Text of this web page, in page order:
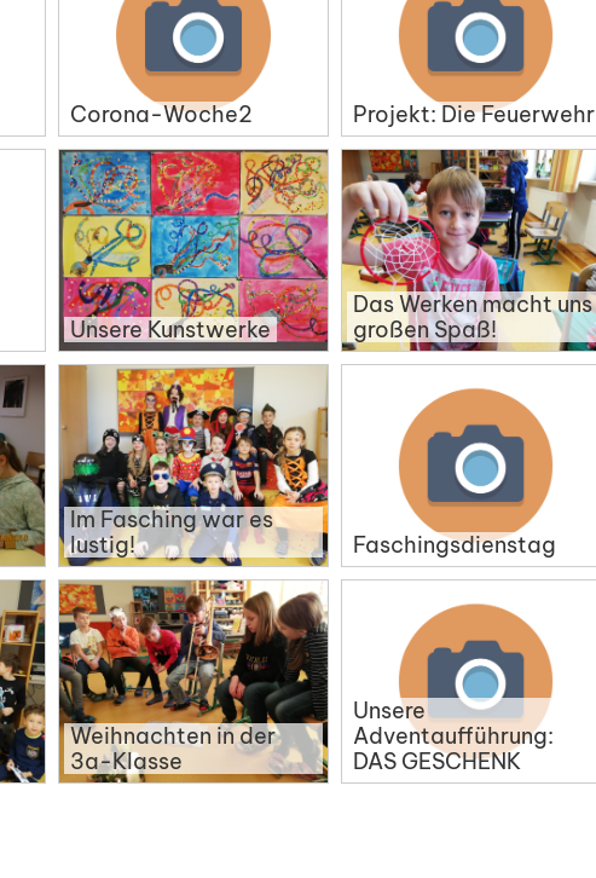
Corona-Woche2 Projekt: Die Feuerwehr
Unsere Kunstwerke
Das Werken macht uns
großen Spaß!
Im Fasching war es
lustig!
Faschingsdienstag
Weihnachten in der
3a-Klasse
Unsere
Adventaufführung:
DAS GESCHENK